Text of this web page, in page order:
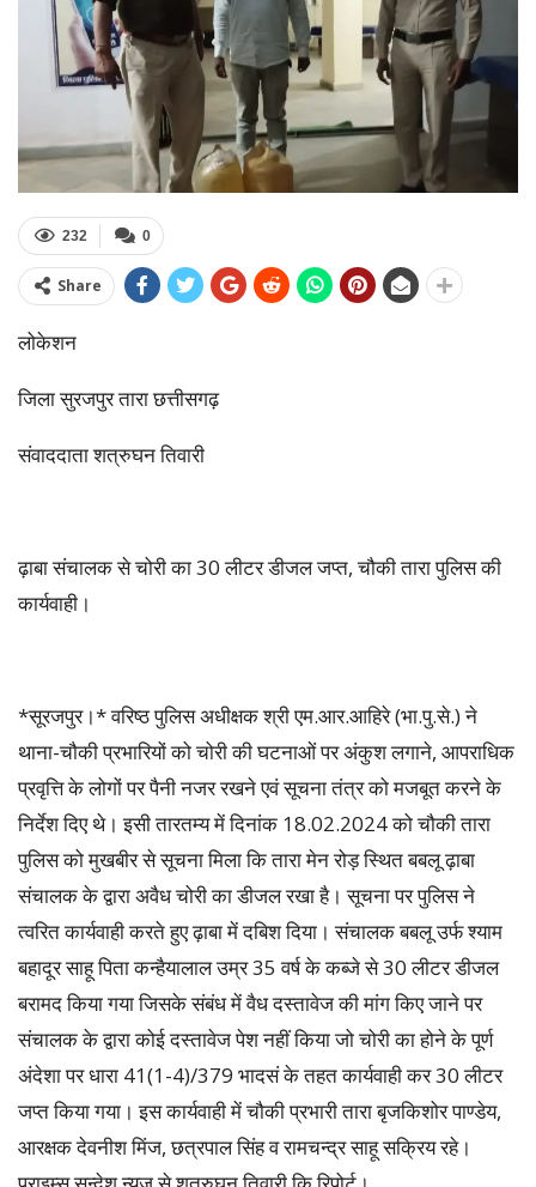
0
232
Share
लोकेशन
जिला सुरजपुर तारा छत्तीसगढ़
संवाददाता शत्रुघन तिवारी
ढ़ाबा संचालक से चोरी का 30 लीटर डीजल जप्त, चौकी तारा पुलिस की
कार्यवाही।
*सूरजपुर।* वरिष्ठ पुलिस अधीक्षक श्री एम.आर.आहिरे (भा.पु.से.) ने
थाना-चौकी प्रभारियों को चोरी की घटनाओं पर अंकुश लगाने, आपराधिक
प्रवृत्ति के लोगों पर पैनी नजर रखने एवं सूचना तंत्र को मजबूत करने के
निर्देश दिए थे। इसी तारतम्य में दिनांक 18.02.2024 को चौकी तारा
पुलिस को मुखबीर से सूचना मिला कि तारा मेन रोड़ स्थित बबलू ढ़ाबा
संचालक के द्वारा अवैध चोरी का डीजल रखा है। सूचना पर पुलिस ने
त्वरित कार्यवाही करते हुए ढ़ाबा में दबिश दिया। संचालक बबलू उर्फ श्याम
बहादूर साहू पिता कन्हैयालाल उम्र 35 वर्ष के कब्जे से 30 लीटर डीजल
बरामद किया गया जिसके संबंध में वैध दस्तावेज की मांग किए जाने पर
संचालक के द्वारा कोई दस्तावेज पेश नहीं किया जो चोरी का होने के पूर्ण
अंदेशा पर धारा 41(1-4)/379 भादसं के तहत कार्यवाही कर 30 लीटर
जप्त किया गया। इस कार्यवाही में चौकी प्रभारी तारा बृजकिशोर पाण्डेय,
आरक्षक देवनीश मिंज, छत्रपाल सिंह व रामचन्द्र साहू सक्रिय रहे।